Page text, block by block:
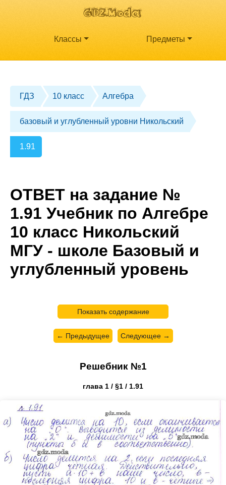
Классы Предметы
ГДЗ 10 класс Алгебра
базовый и углубленный уровни Никольский
1.91
ОТВЕТ на задание №
1.91 Учебник по Алгебре
10 класс Никольский
МГУ - школе Базовый и
углубленный уровень
Показать содержание
← Предыдущее Следующее →
Решебник №1
глава 1 / §1 / 1.91